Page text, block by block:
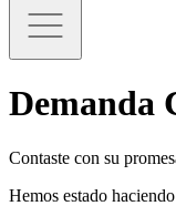
Demanda
Contaste con su
Hemos estado